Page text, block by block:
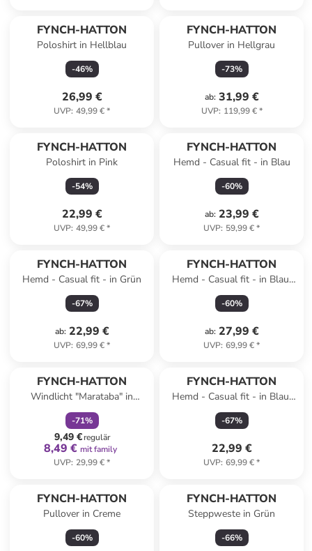
FYNCH-HATTON
Poloshirt in Hellblau
-46%
26,99 €
UVP: 49,99 €*
FYNCH-HATTON
Pullover in Hellgrau
-73%
ab: 31,99 €
UVP: 119,99 €*
FYNCH-HATTON
Poloshirt in Pink
-54%
22,99 €
UVP: 49,99 €*
FYNCH-HATTON
Hemd - Casual fit - in Blau
-60%
ab: 23,99 €
UVP: 59,99 €*
FYNCH-HATTON
Hemd - Casual fit - in Grün
-67%
ab: 22,99 €
UVP: 69,99 €*
FYNCH-HATTON
Hemd - Casual fit - in Blau/
Weiß
-60%
ab: 27,99 €
UVP: 69,99 €*
FYNCH-HATTON
Windlicht "Marataba" in
Schwarz - (H)20x Ø 18 cm
-71%
9,49 €regulär
8,49 € mit family
UVP: 29,99 €*
FYNCH-HATTON
Hemd - Casual fit - in Blau/
Hellblau
-67%
22,99 €
UVP: 69,99 €*
FYNCH-HATTON
Pullover in Creme
-60%
FYNCH-HATTON
Steppweste in Grün
-66%